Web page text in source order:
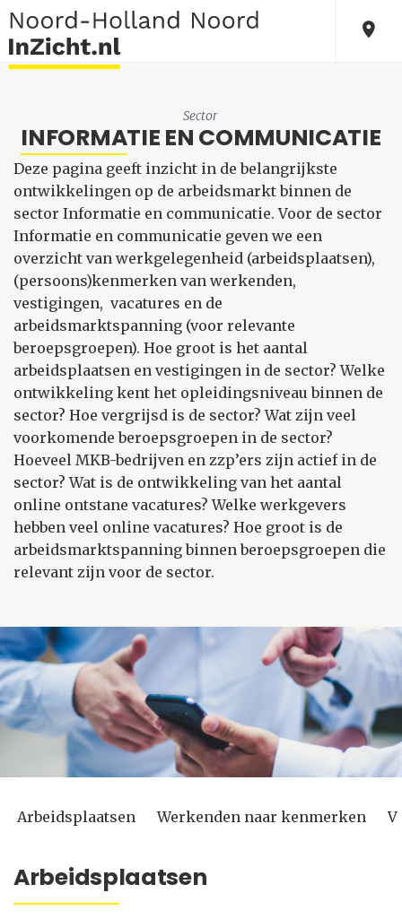
Sector
INFORMATIE EN COMMUNICATIE
Deze pagina geeft inzicht in de belangrijkste
ontwikkelingen op de arbeidsmarkt binnen de
sector Informatie en communicatie. Voor de sector
Informatie en communicatie geven we een
overzicht van werkgelegenheid (arbeidsplaatsen),
(persoons)kenmerken van werkenden,
vestigingen, vacatures en de
arbeidsmarktspanning (voor relevante
beroepsgroepen). Hoe groot is het aantal
arbeidsplaatsen en vestigingen in de sector? Welke
ontwikkeling kent het opleidingsniveau binnen de
sector? Hoe vergrijsd is de sector? Wat zijn veel
voorkomende beroepsgroepen in de sector?
Hoeveel MKB-bedrijven en zzp’ers zijn actief in de
sector? Wat is de ontwikkeling van het aantal
online ontstane vacatures? Welke werkgevers
hebben veel online vacatures? Hoe groot is de
arbeidsmarktspanning binnen beroepsgroepen die
relevant zijn voor de sector.
Arbeidsplaatsen Werkenden naar kenmerken
Arbeidsplaatsen